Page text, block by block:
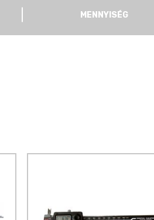
MENNYISÉG